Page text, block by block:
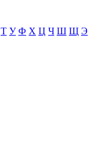
Т У Ф Х Ц Ч Ш Щ Э